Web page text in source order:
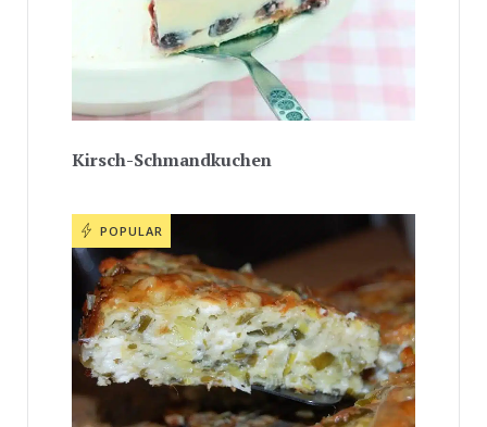
Kirsch-Schmandkuchen
POPULAR